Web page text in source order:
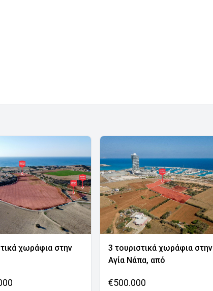
χωράφια στην
3 τουριστικά χωράφια στην
Αγία Νάπα, από
€500.000